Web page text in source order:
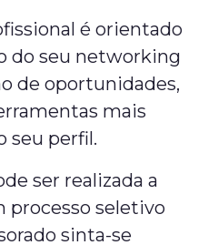
é orientado
do seu networking
de oportunidades,
mais
seu perfil.
ser realizada a
processo seletivo
sinta-se